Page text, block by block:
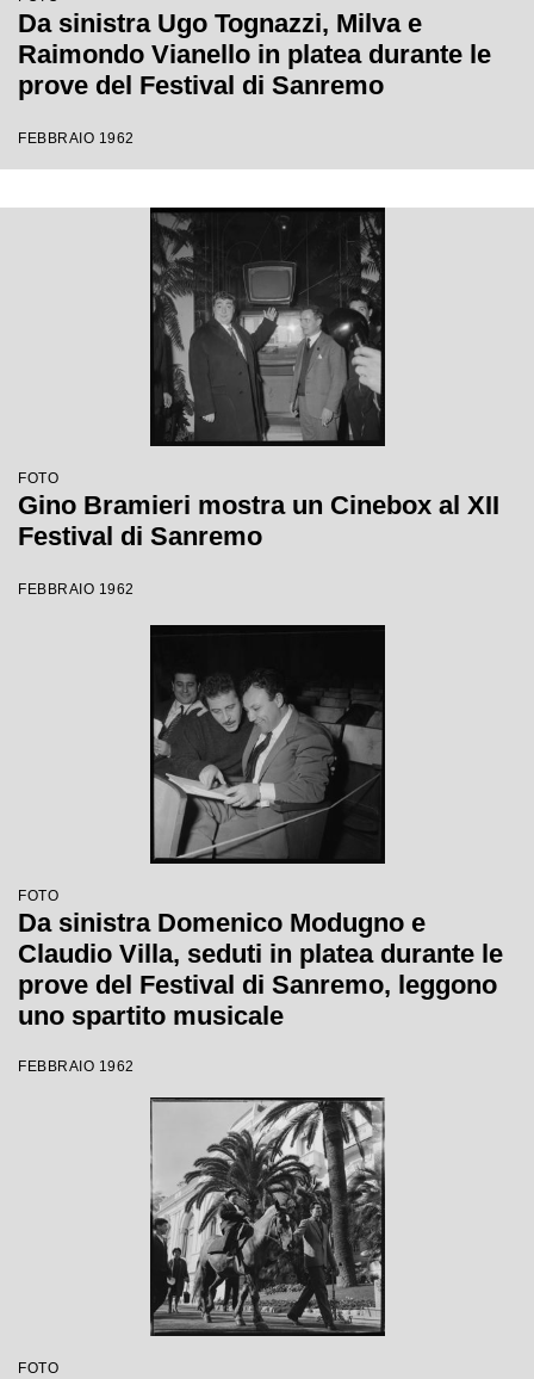
Da sinistra Ugo Tognazzi, Milva e
Raimondo Vianello in platea durante le
prove del Festival di Sanremo
FEBBRAIO 1962
FOTO
Gino Bramieri mostra un Cinebox al XII
Festival di Sanremo
FEBBRAIO 1962
FOTO
Da sinistra Domenico Modugno e
Claudio Villa, seduti in platea durante le
prove del Festival di Sanremo, leggono
uno spartito musicale
FEBBRAIO 1962
FOTO